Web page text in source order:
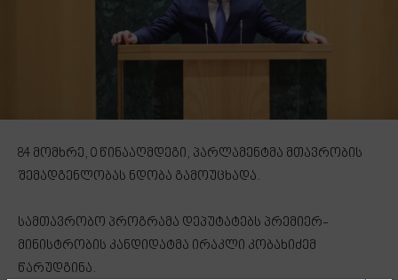
84 მომხრე, 0 წინააღმდეგი, პარლამენტმა მთავრობის
შემადგენლობას ნდობა გამოუცხადა.
სამთავრობო პროგრამა დეპუტატებს პრემიერ-
მინისტრობის კანდიდატმა ირაკლი კობახიძემ
წარუდგინა.